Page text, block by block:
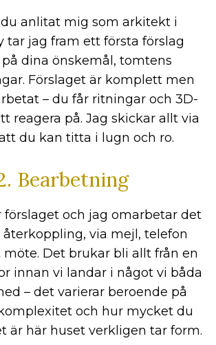
anlitat mig som arkitekt i
tar jag fram ett första förslag
på dina önskemål, tomtens
Förslaget är komplett men
– du får ritningar och 3D-
reagera på. Jag skickar allt via
du kan titta i lugn och ro.
Bearbetning
förslaget och jag omarbetar det
via mejl, telefon
Det brukar bli allt från en
innan vi landar i något vi båda
– det varierar beroende på
och hur mycket du
är här huset verkligen tar form.